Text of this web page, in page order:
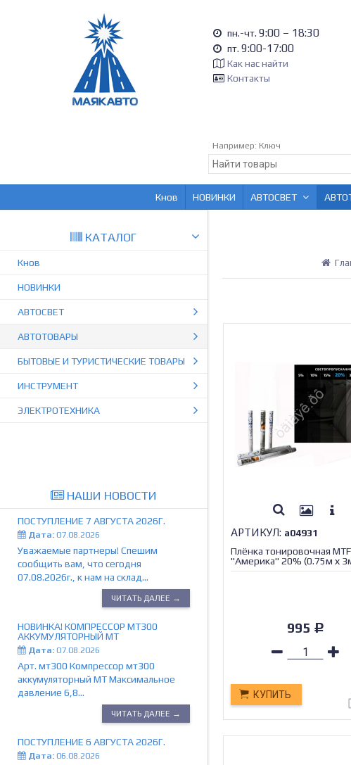
пн.-чт. 9:00 – 18:30
пт. 9:00-17:00
Как нас найти
Контакты
Например: Ключ
Кнов НОВИНКИ АВТОСВЕТ
КАТАЛОГ
Кнов
НОВИНКИ
АВТОСВЕТ
АВТОТОВАРЫ
БЫТОВЫЕ И ТУРИСТИЧЕСКИЕ ТОВАРЫ
ИНСТРУМЕНТ
ЭЛЕКТРОТЕХНИКА
НАШИ НОВОСТИ
ПОСТУПЛЕНИЕ 7 АВГУСТА 2026Г.
Дата: 07.08.2026
Уважаемые партнеры! Спешим
сообщить вам, что сегодня
07.08.2026г., к нам на склад...
ЧИТАТЬ ДАЛЕЕ →
НОВИНКА! КОМПРЕССОР МТ300
АККУМУЛЯТОРНЫЙ МТ
Дата: 07.08.2026
Арт. мт300 Компрессор мт300
аккумуляторный МТ Максимальное
давление 6,8...
ЧИТАТЬ ДАЛЕЕ →
ПОСТУПЛЕНИЕ 6 АВГУСТА 2026Г.
Дата: 06.08.2026
АРТИКУЛ: а04931
Плёнка тонировочная MTF
"Америка" 20% (0.75м х
/1/30
995 Р
КУПИТЬ